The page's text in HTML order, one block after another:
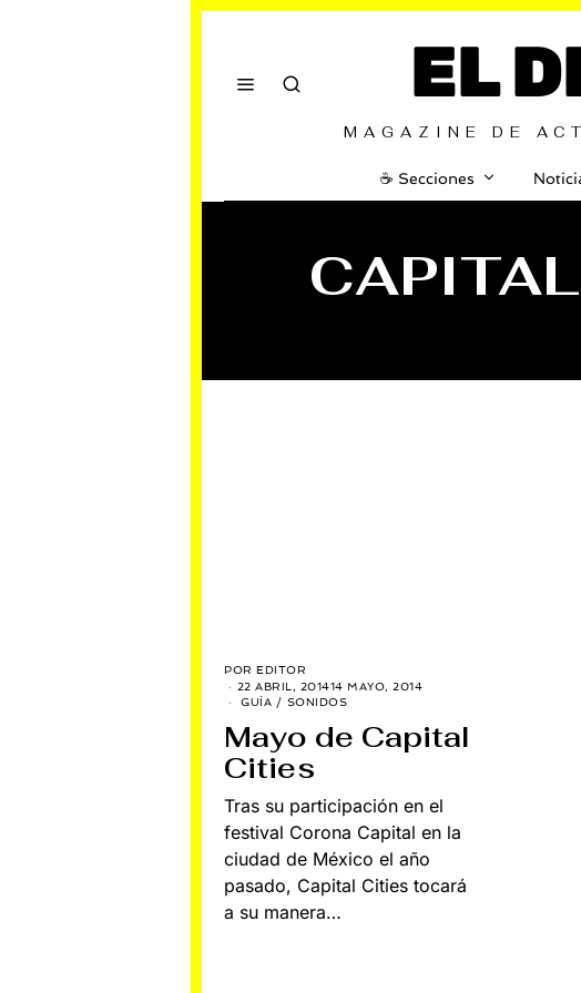
EL
MAGAZINE DE
☕️ Secciones
POR EDITOR
22 ABRIL, 201414 MAYO, 2014
GUÍA / SONIDOS
Mayo de Capital
Cities
Tras su participación en el
festival Corona Capital en la
ciudad de México el año
pasado, Capital Cities tocará
a su manera…